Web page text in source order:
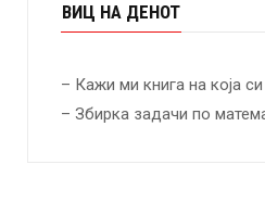
ВИЦ НА ДЕНОТ
– Кажи ми книга на која си
– Збирка задачи по